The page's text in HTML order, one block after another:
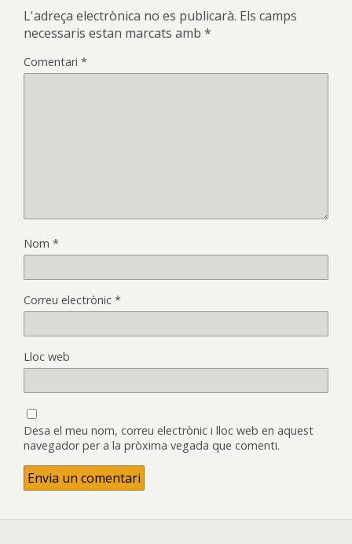
L'adreça electrònica no es publicarà. Els camps
necessaris estan marcats amb *
Comentari *
Nom *
Correu electrònic *
Lloc web
Desa el meu nom, correu electrònic i lloc web en aquest
navegador per a la pròxima vegada que comenti.